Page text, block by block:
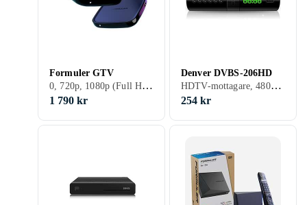
Formuler GTV
0, 720p, 1080p (Full HD), 2160p (4K Ultra HD), Bredband
1 790 kr
Denver DVBS-206HD
HDTV-mottagare, 480p, 576p, 720p, 1080p (Full HD), 1080i, 576i, Marksänd (DVB-T), Satellit (DVB-S2), Marksänd (DVB-T2)
254 kr